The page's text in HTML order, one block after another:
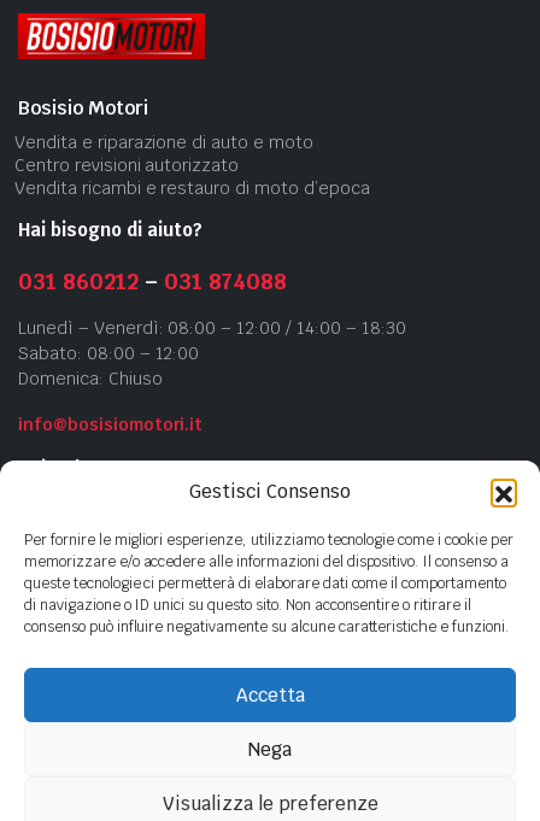
Gestisci Consenso
Per fornire le migliori esperienze, utilizziamo tecnologie come i cookie per
memorizzare e/o accedere alle informazioni del dispositivo. Il consenso a
queste tecnologie ci permetterà di elaborare dati come il comportamento
di navigazione o ID unici su questo sito. Non acconsentire o ritirare il
consenso può influire negativamente su alcune caratteristiche e funzioni.
Accetta
Nega
Visualizza le preferenze
Bosisio Motori
Vendita e riparazione di auto e moto
Centro revisioni autorizzato
Vendita ricambi e restauro di moto d’epoca
Hai bisogno di aiuto?
031 860212– 031 874088
Lunedì – Venerdì: 08:00 – 12:00 / 14:00 – 18:30
Sabato: 08:00 – 12:00
Domenica: Chiuso
info@bosisiomotori.it
Azienda
Contatti
Privacy Policy
Cookie Policy
Copyright ©2023- BOSISIO MOTORI s.n.c di Bosisio F.lli - P.Iva